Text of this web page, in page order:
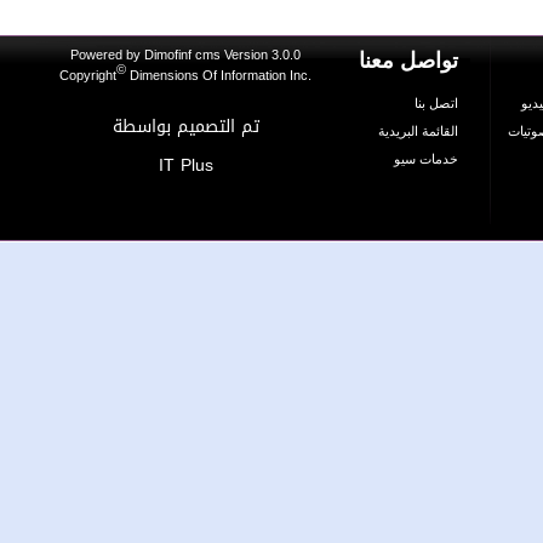
تواصل معنا
اتصل بنا
القائمة البريدية
خدمات سيو
Powered byDimofinf cmsVersion 3.0.0
Copyright©Dimensions Of Information Inc.
تم التصميم بواسطة
IT Plus